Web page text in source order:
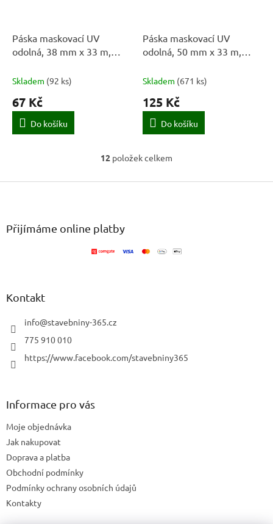
Páska maskovací UV
odolná, 38 mm x 33 m,
Skladem (92 ks)
67 Kč
Do košíku
Páska maskovací UV
odolná, 50 mm x 33 m,
Skladem (671 ks)
125 Kč
Do košíku
O
l
p
s
12 položek celkem
Z
Přijímáme online platby
Kontakt
info@stavebniny-365.cz
775 910 010
https://www.facebook.com/stavebniny365
Informace pro vás
Moje objednávka
Jak nakupovat
Doprava a platba
Obchodní podmínky
Podmínky ochrany osobních údajů
Kontakty